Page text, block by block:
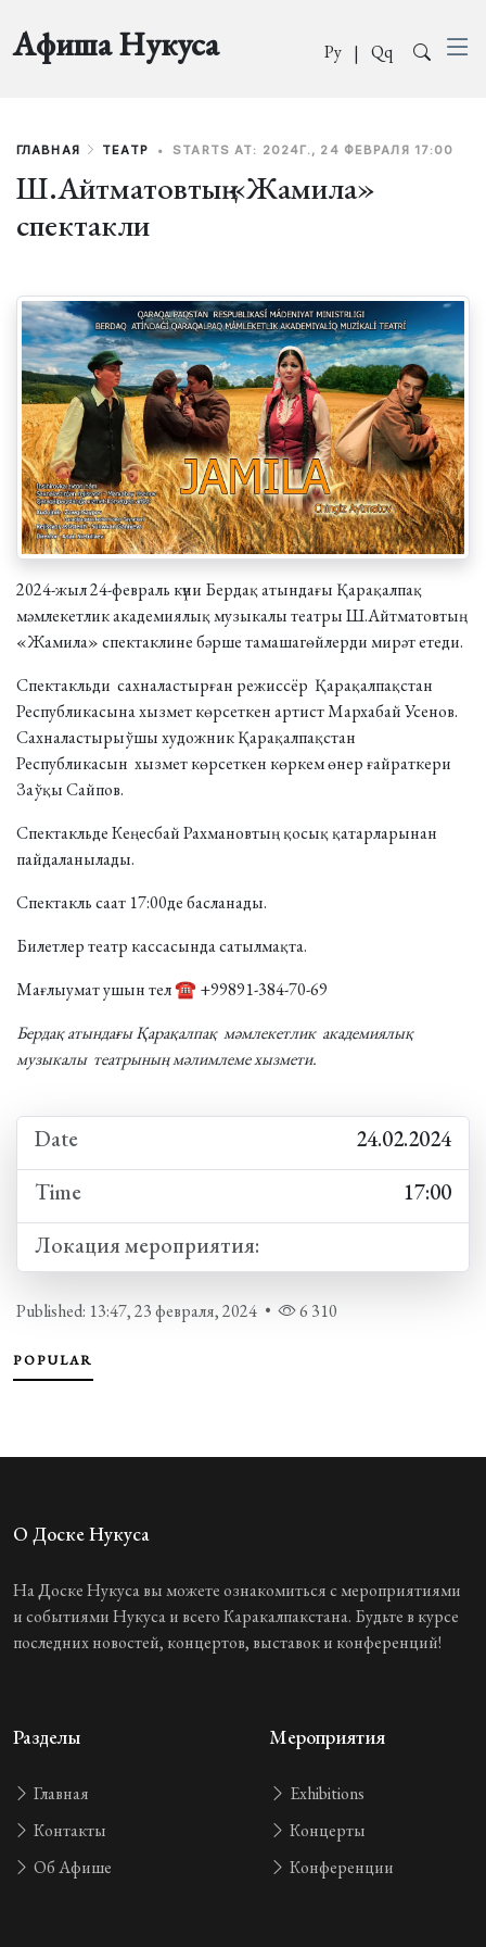
Афиша Нукуса Ру | Qq
ГЛАВНАЯ ТЕАТР • STARTS AT: 2024Г., 24 ФЕВРАЛЯ 17:00
Ш.Айтматовтың «Жамила»
спектакли
2024-жыл 24-февраль күни Бердақ атындағы Қарақалпақ
мәмлекетлик академиялық музыкалы театры Ш.Айтматовтың
«Жамила» спектаклине бәрше тамашагѳйлерди мирәт етеди.
Спектакльди сахналастырған режиссёр Қарақалпақстан
Республикасына хызмет көрсеткен артист Мархабай Усенов.
Сахналастырыўшы художник Қарақалпақстан
Республикасын хызмет көрсеткен көркем өнер ғайраткери
Заўқы Сайпов.
Спектакльде Кеңесбай Рахмановтың қосық қатарларынан
пайдаланылады.
Спектакль саат 17:00де басланады.
Билетлер театр кассасында сатылмақта.
Мағлыумат ушын тел ☎️+99891-384-70-69
Бердақ атындағы Қарақалпақ мәмлекетлик академиялық
музыкалы театрының мәлимлеме хызмети.
Date
24.02.2024
Time
17:00
Локация мероприятия:
Published: 13:47, 23 февраля, 2024 • 6 310
POPULAR
О Доске Нукуса
На Доске Нукуса вы можете ознакомиться с мероприятиями
и событиями Нукуса и всего Каракалпакстана. Будьте в курсе
последних новостей, концертов, выставок и конференций!
Разделы
Главная
Контакты
Об Афише
Мероприятия
Exhibitions
Концерты
Конференции